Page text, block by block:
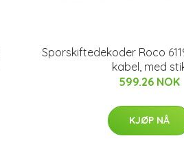
Sporskiftedekoder Roco
kabel, med
599.26 NOK
KJØP NÅ